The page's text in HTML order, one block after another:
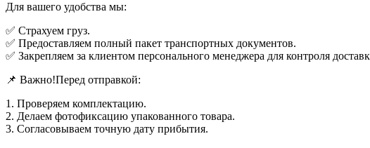
Для вашего удобства мы:
✅ Страхуем груз.
✅ Предоставляем полный пакет транспортных документов.
✅ Закрепляем за клиентом персонального менеджера для контроля
📌 Важно!Перед отправкой:
1. Проверяем комплектацию.
2. Делаем фотофиксацию упакованного товара.
3. Согласовываем точную дату прибытия.